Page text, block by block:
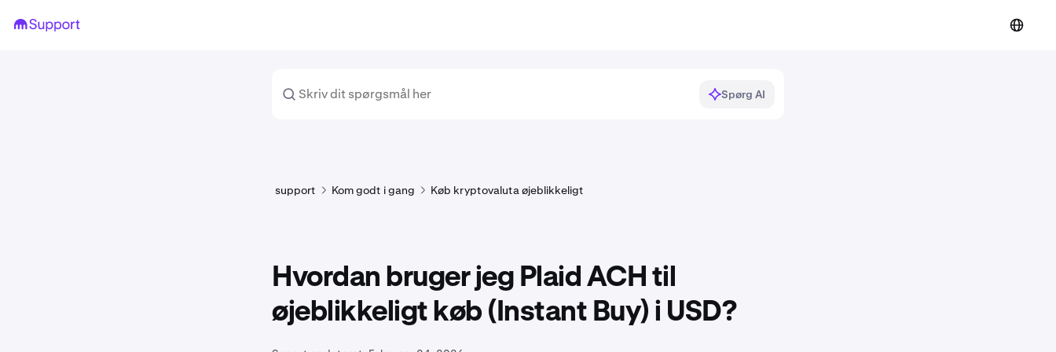
Spørg AI
support Kom godt i gang Køb kryptovaluta øjeblikkeligt
Hvordan bruger jeg Plaid ACH til
øjeblikkeligt køb (Instant Buy) i USD?